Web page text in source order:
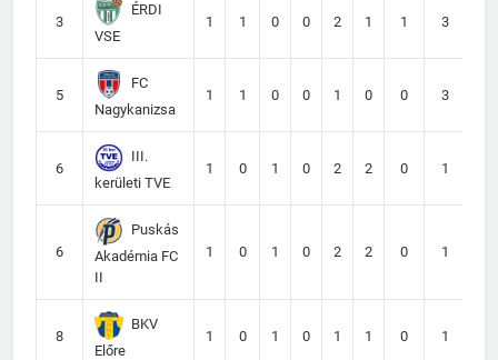
3
ÉRDI
VSE
1 1 0 0 2 1 1 3
5
FC
Nagykanizsa
1 1 0 0 1 0 0 3
6
III.
kerületi TVE
1 0 1 0 2 2 0 1
6
Puskás
Akadémia FC
II
1 0 1 0 2 2 0 1
8
BKV
Előre
1 0 1 0 1 1 0 1